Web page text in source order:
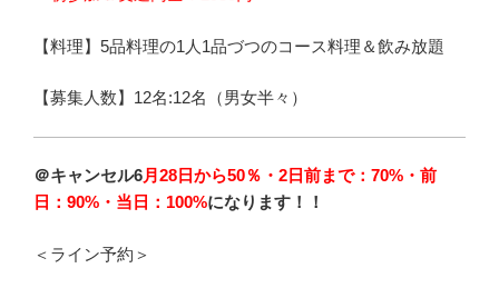
【料理】5品料理の1人1品づつのコース料理＆飲み放題
【募集人数】12名:12名（男女半々）
＠キャンセル6月28日から50％・2日前まで：70%・前
日：90%・当日：100%になります！！
＜ライン予約＞